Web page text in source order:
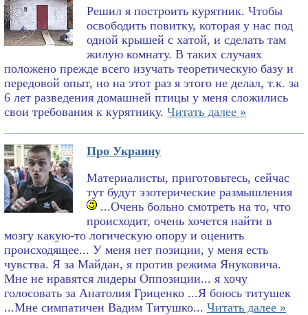
Решил я построить курятник. Чтобы
освободить повитку, которая у нас под
одной крышей с хатой, и сделать там
жилую комнату. В таких случаях
положено прежде всего изучать теоретическую базу и
передовой опыт, но на этот раз я этого не делал, т.к. за
6 лет разведения домашней птицы у меня сложились
свои требования к курятнику. Читать далее »
Про Украину
Материалисты, приготовьтесь, сейчас
тут будут эзотерические размышления
...Очень больно смотреть на то, что
происходит, очень хочется найти в
мозгу какую-то логическую опору и оценить
происходящее... У меня нет позиции, у меня есть
чувства. Я за Майдан, я против режима Януковича.
Мне не нравятся лидеры Оппозиции... я хочу
голосовать за Анатолия Гриценко ...Я боюсь титушек
...Мне симпатичен Вадим Титушко... Читать далее »